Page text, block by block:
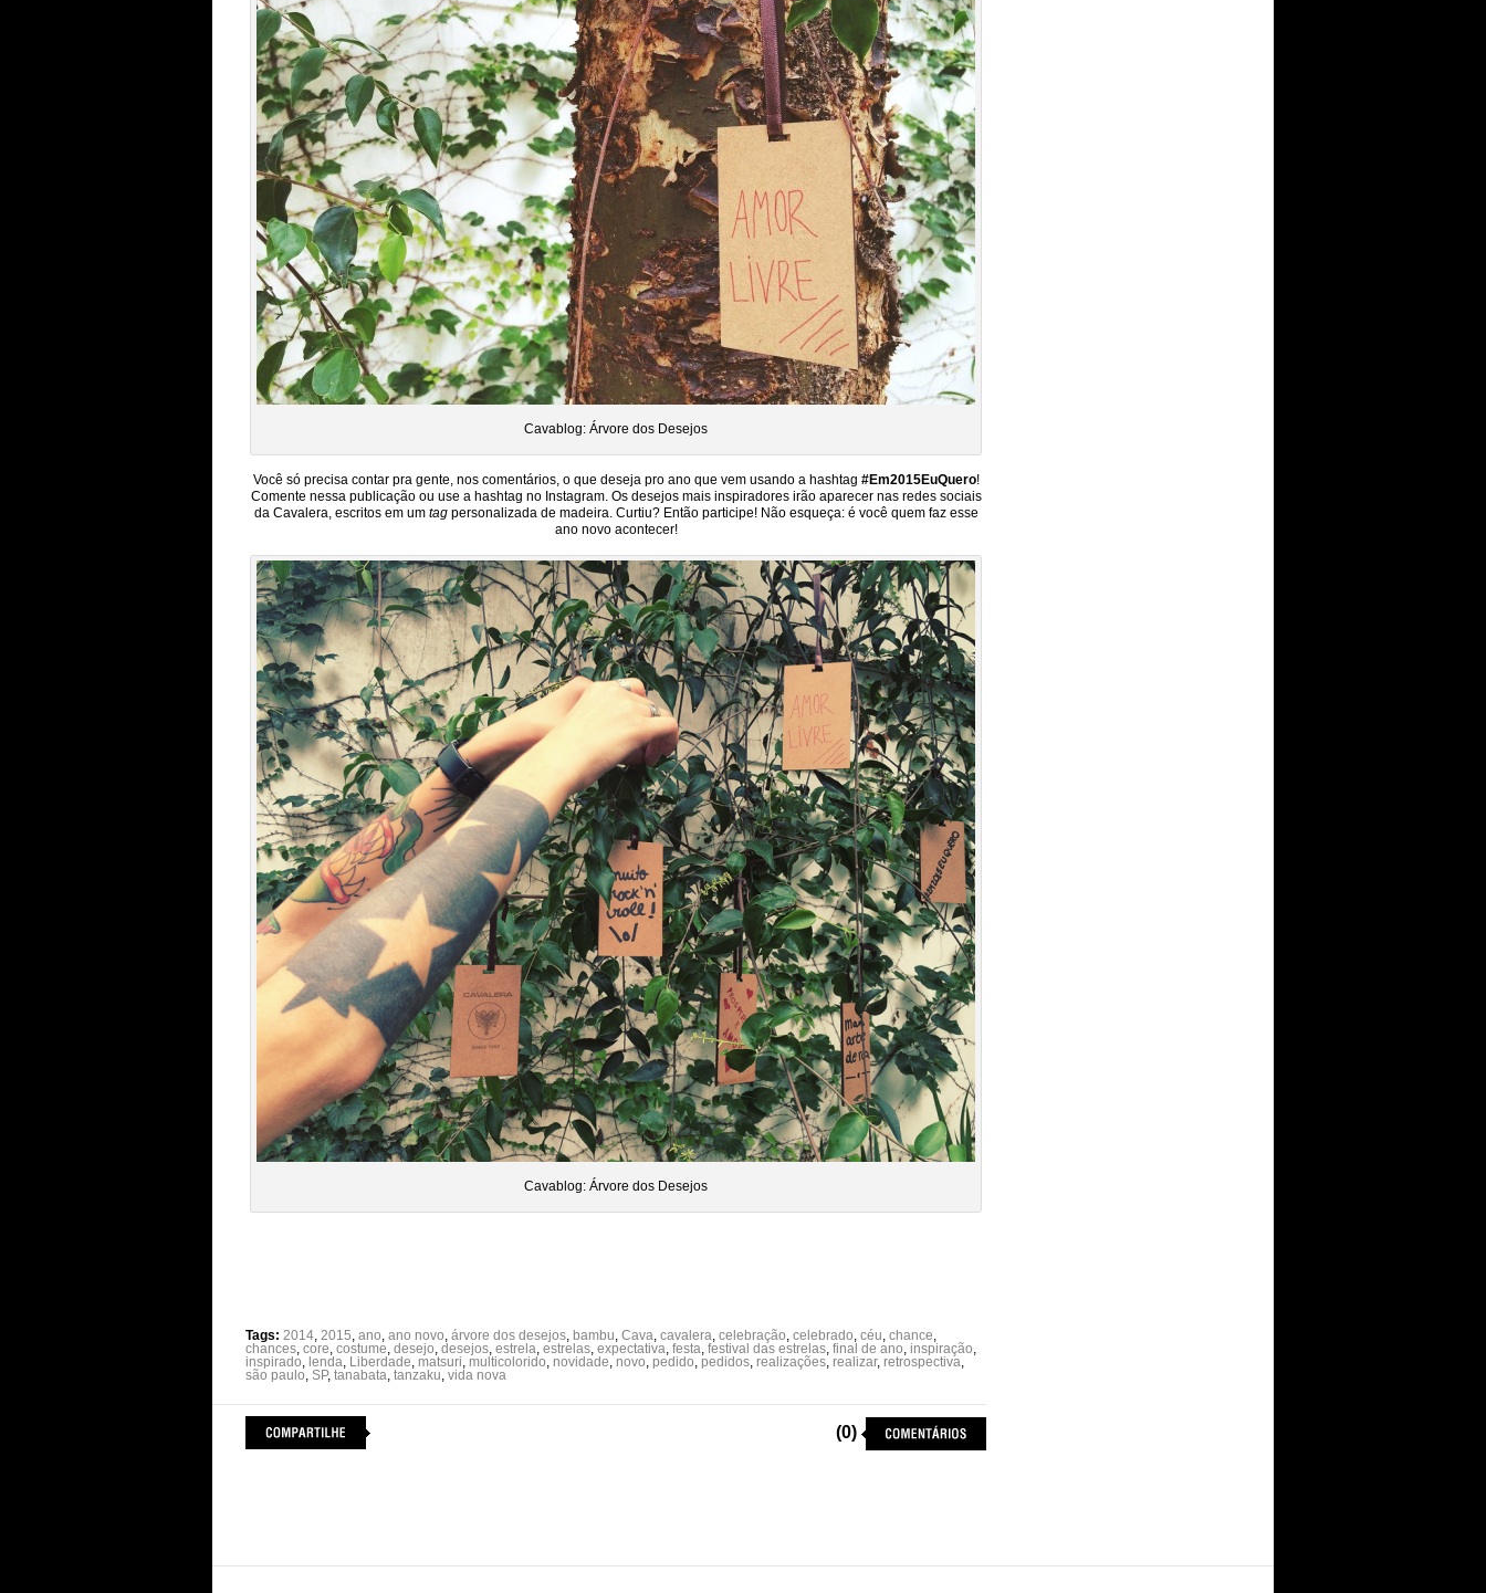
Cavablog: Árvore dos Desejos
Você só precisa contar pra gente, nos comentários, o que deseja pro ano que vem usando a hashtag #Em2015EuQuero!
Comente nessa publicação ou use a hashtag no Instagram. Os desejos mais inspiradores irão aparecer nas redes sociais
da Cavalera, escritos em um tag personalizada de madeira. Curtiu? Então participe! Não esqueça: é você quem faz esse
ano novo acontecer!
Cavablog: Árvore dos Desejos
Tags: 2014, 2015, ano, ano novo, árvore dos desejos, bambu, Cava, cavalera, celebração, celebrado, céu, chance,
chances, core, costume, desejo, desejos, estrela, estrelas, expectativa, festa, festival das estrelas, final de ano, inspiração,
inspirado, lenda, Liberdade, matsuri, multicolorido, novidade, novo, pedido, pedidos, realizações, realizar, retrospectiva,
são paulo, SP, tanabata, tanzaku, vida nova
(0)